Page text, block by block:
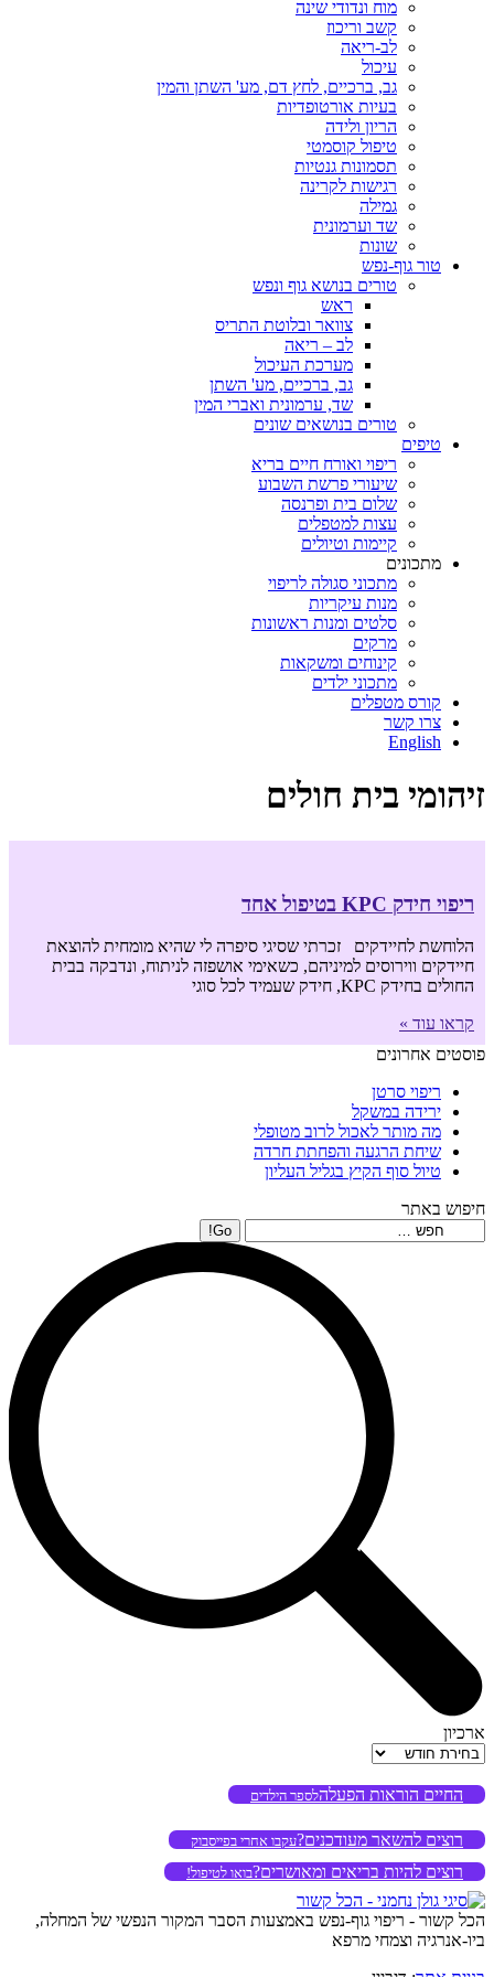
מוח ונדודי שינה
קשב וריכוז
לב-ריאה
עיכול
גב, ברכיים, לחץ דם, מע' השתן והמין
בעיות אורטופדיות
הריון ולידה
טיפול קוסמטי
תסמונות גנטיות
רגישות לקרינה
גמילה
שד וערמונית
שונות
טור גוף-נפש
טורים בנושא גוף ונפש
ראש
צוואר ובלוטת התריס
לב – ריאה
מערכת העיכול
גב, ברכיים, מע' השתן
שד, ערמונית ואברי המין
טורים בנושאים שונים
טיפים
ריפוי ואורח חיים בריא
שיעורי פרשת השבוע
שלום בית ופרנסה
עצות למטפלים
קיימות וטיולים
מתכונים
מתכוני סגולה לריפוי
מנות עיקריות
סלטים ומנות ראשונות
מרקים
קינוחים ומשקאות
מתכוני ילדים
קורס מטפלים
צרו קשר
English
זיהומי בית חולים
ריפוי חידק KPC בטיפול אחד
הלוחשת לחיידקים זכרתי שסיגי סיפרה לי שהיא מומחית להוצאת
חיידקים ווירוסים למיניהם, כשאימי אושפזה לניתוח, ונדבקה בבית
החולים בחידק KPC, חידק שעמיד לכל סוגי
קראו עוד »
פוסטים אחרונים
ריפוי סרטן
ירידה במשקל
מה מותר לאכול לרוב מטופלי
שיחת הרגעה והפחתת חרדה
טיול סוף הקיץ בגליל העליון
חיפוש באתר
Search:
ארכיון
ארכיון
החיים הוראות הפעלהלספר הילדים
רוצים להשאר מעודכנים?עקבו אחרי בפייסבוק
רוצים להיות בריאים ומאושרים?בואו לטיפול!
הכל קשור - ריפוי גוף-נפש באמצעות הסבר המקור הנפשי של המחלה,
ביו-אנרגיה וצמחי מרפא